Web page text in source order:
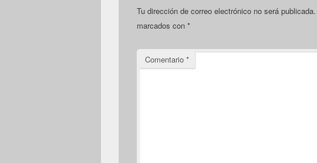
Tu dirección de correo electrónico no será publicada.
marcados con *
Comentario *